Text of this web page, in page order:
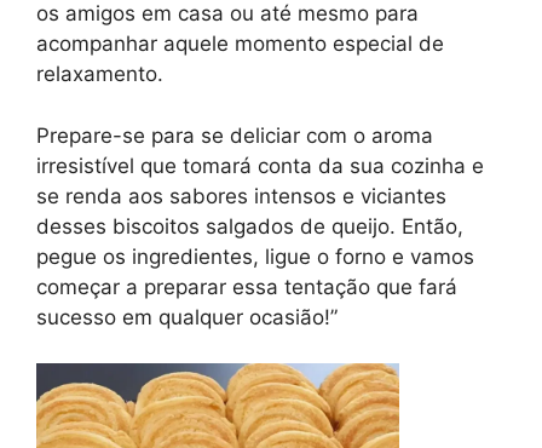
os amigos em casa ou até mesmo para
acompanhar aquele momento especial de
relaxamento.
Prepare-se para se deliciar com o aroma
irresistível que tomará conta da sua cozinha e
se renda aos sabores intensos e viciantes
desses biscoitos salgados de queijo. Então,
pegue os ingredientes, ligue o forno e vamos
começar a preparar essa tentação que fará
sucesso em qualquer ocasião!”